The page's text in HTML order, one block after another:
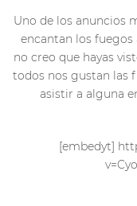
Uno de los anuncios
encantan los fuegos
no creo que hayas
todos nos gustan las
asistir a alguna
[embedyt]